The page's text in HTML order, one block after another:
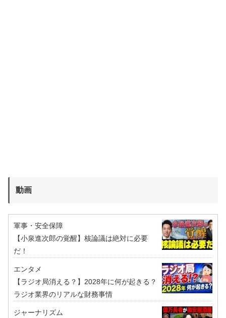
動画
軍事・安全保障
【小泉進次郎の覚醒】核論議は絶対に必要
だ！
エンタメ
【ラジオ局消える？】2028年に何が起きる？
ラジオ業界のリアルな財務事情
ジャーナリズム